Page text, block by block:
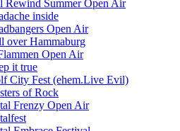
Rewind Summer Open Air
inside
Open Air
over Hammaburg
Open Air
it true
City Fest (ehem.Live Evil)
of Rock
Frenzy Open Air